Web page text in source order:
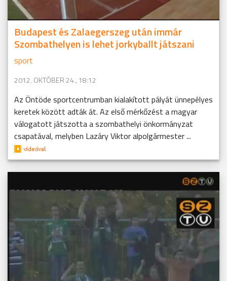
Budapest és Zalaegerszeg után immár
Szombathelyen is lehet jorkyballt játszani
sport
2012. OKTÓBER 24., 18:12
Az Öntöde sportcentrumban kialakított pályát ünnepélyes
keretek között adták át. Az első mérkőzést a magyar
válogatott játszotta a szombathelyi önkormányzat
csapatával, melyben Lazáry Viktor alpolgármester ...